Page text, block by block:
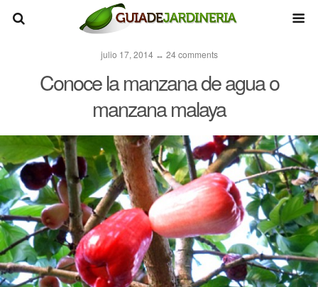
julio 17, 2014 ↔ 24 comments
Conoce la manzana de agua o
manzana malaya